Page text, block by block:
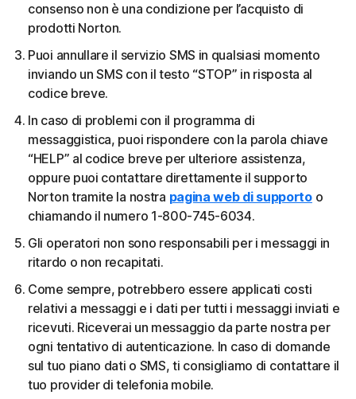
consenso non è una condizione per l’acquisto di
prodotti Norton.
Puoi annullare il servizio SMS in qualsiasi momento
inviando un SMS con il testo “STOP” in risposta al
codice breve.
In caso di problemi con il programma di
messaggistica, puoi rispondere con la parola chiave
“HELP” al codice breve per ulteriore assistenza,
oppure puoi contattare direttamente il supporto
Norton tramite la nostra pagina web di supportoo
chiamando il numero 1-800-745-6034.
Gli operatori non sono responsabili per i messaggi in
ritardo o non recapitati.
Come sempre, potrebbero essere applicati costi
relativi a messaggi e i dati per tutti i messaggi inviati e
ricevuti. Riceverai un messaggio da parte nostra per
ogni tentativo di autenticazione. In caso di domande
sul tuo piano dati o SMS, ti consigliamo di contattare il
tuo provider di telefonia mobile.